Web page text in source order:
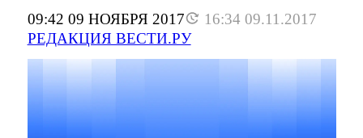
09:42 09 НОЯБРЯ 2017
16:34 09.11.2017
РЕДАКЦИЯ ВЕСТИ.РУ